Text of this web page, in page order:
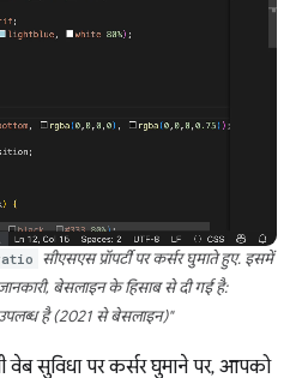
सीएसएस प्रॉपर्टी पर कर्सर घुमाते हुए. इसमें
बेसलाइन के हिसाब से दी गई है:
उपलब्ध है (2021 से बेसलाइन)"
सुविधा पर कर्सर घुमाने पर, आपको